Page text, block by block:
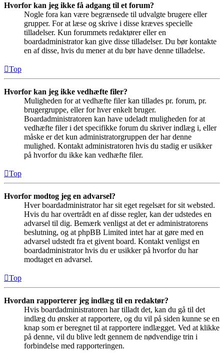
Hvorfor kan jeg ikke få adgang til et forum?
Nogle fora kan være begrænsede til udvalgte brugere eller
grupper. For at læse og skrive i disse kræves specielle
tilladelser. Kun forummets redaktører eller en
boardadministrator kan give disse tilladelser. Du bør kontakte
en af disse, hvis du mener at du bør have denne tilladelse.
Top
Hvorfor kan jeg ikke vedhæfte filer?
Muligheden for at vedhæfte filer kan tillades pr. forum, pr.
brugergruppe, eller for hver enkelt bruger.
Boardadministratoren kan have udeladt muligheden for at
vedhæfte filer i det specifikke forum du skriver indlæg i, eller
måske er det kun administratorgruppen der har denne
mulighed. Kontakt administratoren hvis du stadig er usikker
på hvorfor du ikke kan vedhæfte filer.
Top
Hvorfor modtog jeg en advarsel?
Hver boardadministrator har sit eget regelsæt for sit websted.
Hvis du har overtrådt en af disse regler, kan der udstedes en
advarsel til dig. Bemærk venligst at det er administratorens
beslutning, og at phpBB Limited intet har at gøre med en
advarsel udstedt fra et givent board. Kontakt venligst en
boardadministrator hvis du er usikker på hvorfor du har
modtaget en advarsel.
Top
Hvordan rapporterer jeg indlæg til en redaktør?
Hvis boardadministratoren har tilladt det, kan du gå til det
indlæg du ønsker at rapportere, og du vil på siden kunne se en
knap som er beregnet til at rapportere indlægget. Ved at klikke
på denne, vil du blive ledt gennem de nødvendige trin i
forbindelse med rapporteringen.